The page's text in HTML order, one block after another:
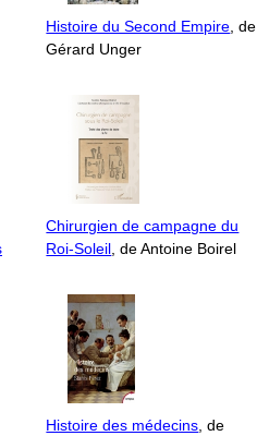
Histoire du Second Empire, de
Gérard Unger
Chirurgien de campagne du
Roi-Soleil, de Antoine Boirel
Histoire des médecins, de